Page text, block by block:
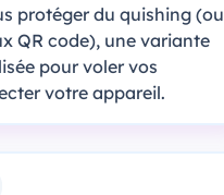
protéger du quishing (ou
QR code), une variante
pour voler vos
votre appareil.